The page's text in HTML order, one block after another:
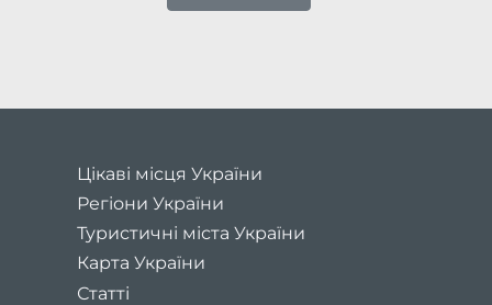
Цікаві місця України
Регіони України
Туристичні міста України
Карта України
Статті